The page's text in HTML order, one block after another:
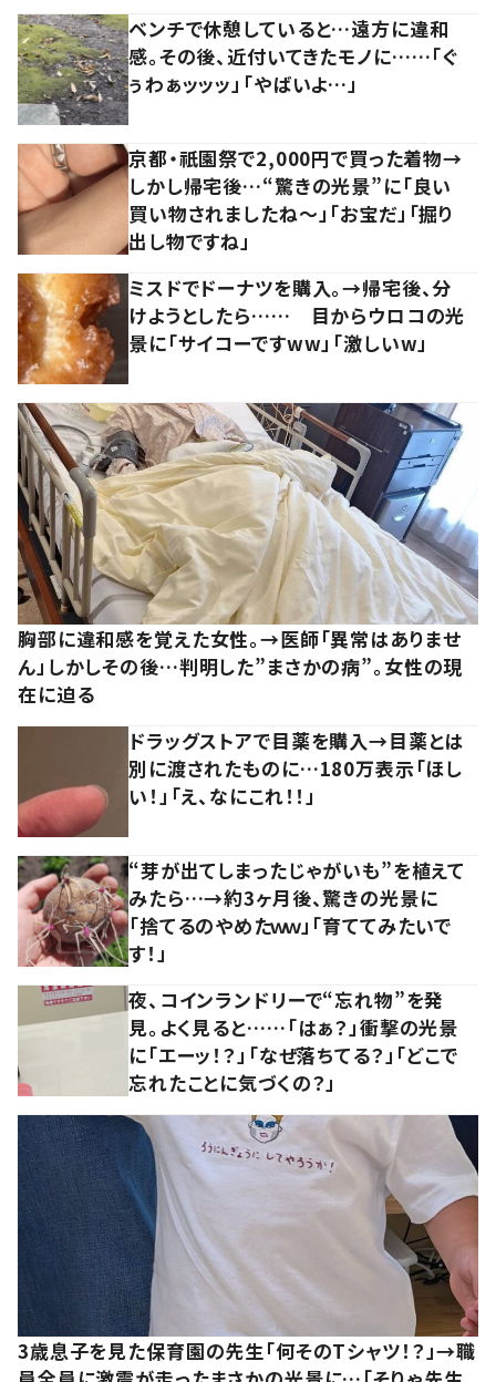
ベンチで休憩していると…遠方に違和
感。その後、近付いてきたモノに……「ぐ
ぅわぁッッッ」「やばいよ…」
京都・祇園祭で2,000円で買った着物→
しかし帰宅後…“驚きの光景”に「良い
買い物されましたね～」「お宝だ」「掘り
出し物ですね」
ミスドでドーナツを購入。→帰宅後、分
けようとしたら…… 目からウロコの光
景に「サイコーですww」「激しいw」
胸部に違和感を覚えた女性。→医師「異常はありませ
ん」しかしその後…判明した”まさかの病”。女性の現
在に迫る
ドラッグストアで目薬を購入→目薬とは
別に渡されたものに…180万表示「ほし
い！」「え、なにこれ！！」
“芽が出てしまったじゃがいも”を植えて
みたら…→約3ヶ月後、驚きの光景に
「捨てるのやめたｗｗ」「育ててみたいで
す！」
夜、コインランドリーで“忘れ物”を発
見。よく見ると……「はぁ？」衝撃の光景
に「エーッ！？」「なぜ落ちてる？」「どこで
忘れたことに気づくの？」
3歳息子を見た保育園の先生「何そのTシャツ！？」→職